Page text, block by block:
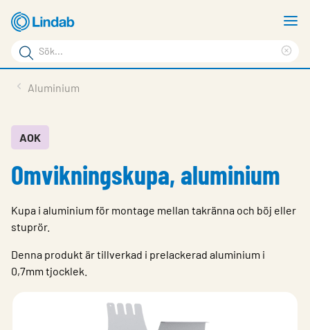
Hoppa
till
huvudinnehållet
Sökord
Sök
på
Service & Support
Hållbarhet
Kontakt
Logga in
Aluminium
AOK
Omvikningskupa, aluminium
Kupa i aluminium för montage mellan takränna och böj eller
stuprör.
Denna produkt är tillverkad i prelackerad aluminium i
0,7mm tjocklek.